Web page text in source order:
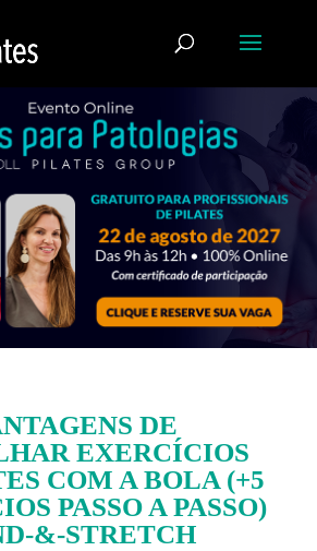
DE
EXERCÍCIOS
COM A BOLA (+5
PASSO A PASSO)
&-STRETCH